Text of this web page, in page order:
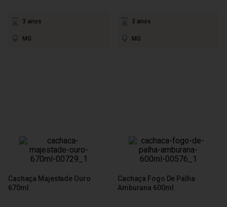
3 anos
MG
3 anos
MG
Cachaça Majestade Ouro
670ml
Cachaça Fogo De Palha
Amburana 600ml